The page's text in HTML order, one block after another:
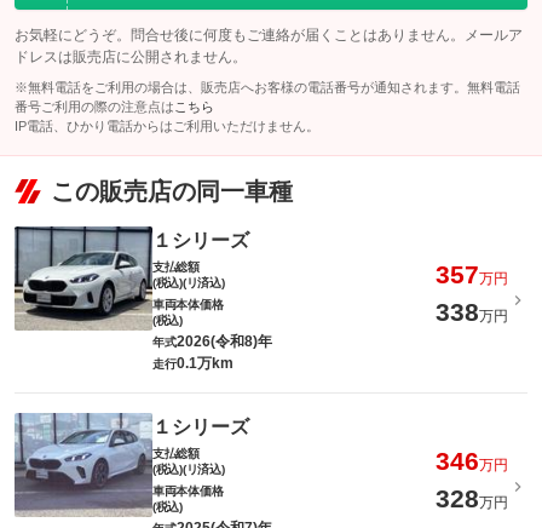
お気軽にどうぞ。問合せ後に何度もご連絡が届くことはありません。メールア
ドレスは販売店に公開されません。
※無料電話をご利用の場合は、販売店へお客様の電話番号が通知されます。無料電話
番号ご利用の際の注意点は こちら
IP電話、ひかり電話からはご利用いただけません。
この販売店の同一車種
１シリーズ
支払総額
(税込)(リ済込)
357万円
車両本体価格
(税込)
338万円
年式2026(令和8)年
走行0.1万km
１シリーズ
支払総額
(税込)(リ済込)
346万円
車両本体価格
(税込)
328万円